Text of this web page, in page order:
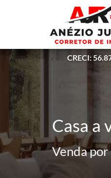
CRECI:
Casa a
Venda